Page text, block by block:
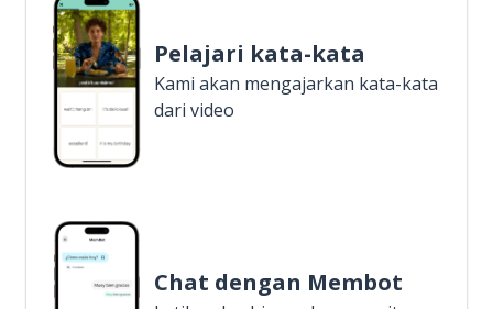
Pelajari kata-kata
Kami akan mengajarkan kata-kata
dari video
Chat dengan Membot